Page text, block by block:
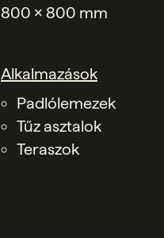
800 x 800 mm
Alkalmazások
Padlólemezek
Tűz asztalok
Teraszok